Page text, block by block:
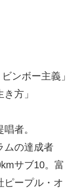
ンボー主義」
方」
者。
ムの達成者
サブ10。富
ピープル・オ